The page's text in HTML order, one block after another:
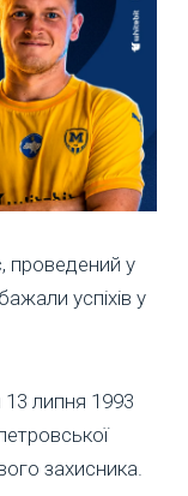
проведений у
успіхів у
13 липня 1993
захисника.